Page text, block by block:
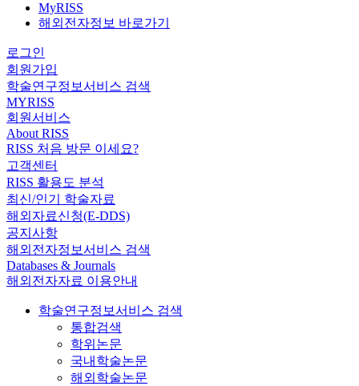
MyRISS
해외전자정보 바로가기
로그인
회원가입
학술연구정보서비스 검색
MYRISS
회원서비스
About RISS
RISS 처음 방문 이세요?
고객센터
RISS 활용도 분석
최신/인기 학술자료
해외자료신청(E-DDS)
공지사항
해외전자정보서비스 검색
Databases & Journals
해외전자자료 이용안내
학술연구정보서비스 검색
통합검색
학위논문
국내학술논문
해외학술논문